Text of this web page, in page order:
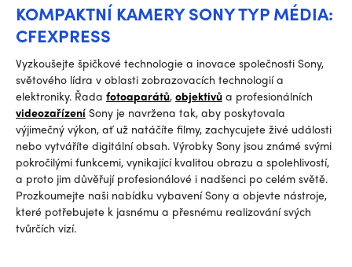
KOMPAKTNÍ KAMERY SONY TYP MÉDIA:
CFEXPRESS
Vyzkoušejte špičkové technologie a inovace společnosti Sony,
světového lídra v oblasti zobrazovacích technologií a
elektroniky. Řada fotoaparátů, objektivů a profesionálních
videozařízení Sony je navržena tak, aby poskytovala
výjimečný výkon, ať už natáčíte filmy, zachycujete živé události
nebo vytváříte digitální obsah. Výrobky Sony jsou známé svými
pokročilými funkcemi, vynikající kvalitou obrazu a spolehlivostí,
a proto jim důvěřují profesionálové i nadšenci po celém světě.
Prozkoumejte naši nabídku vybavení Sony a objevte nástroje,
které potřebujete k jasnému a přesnému realizování svých
tvůrčích vizí.